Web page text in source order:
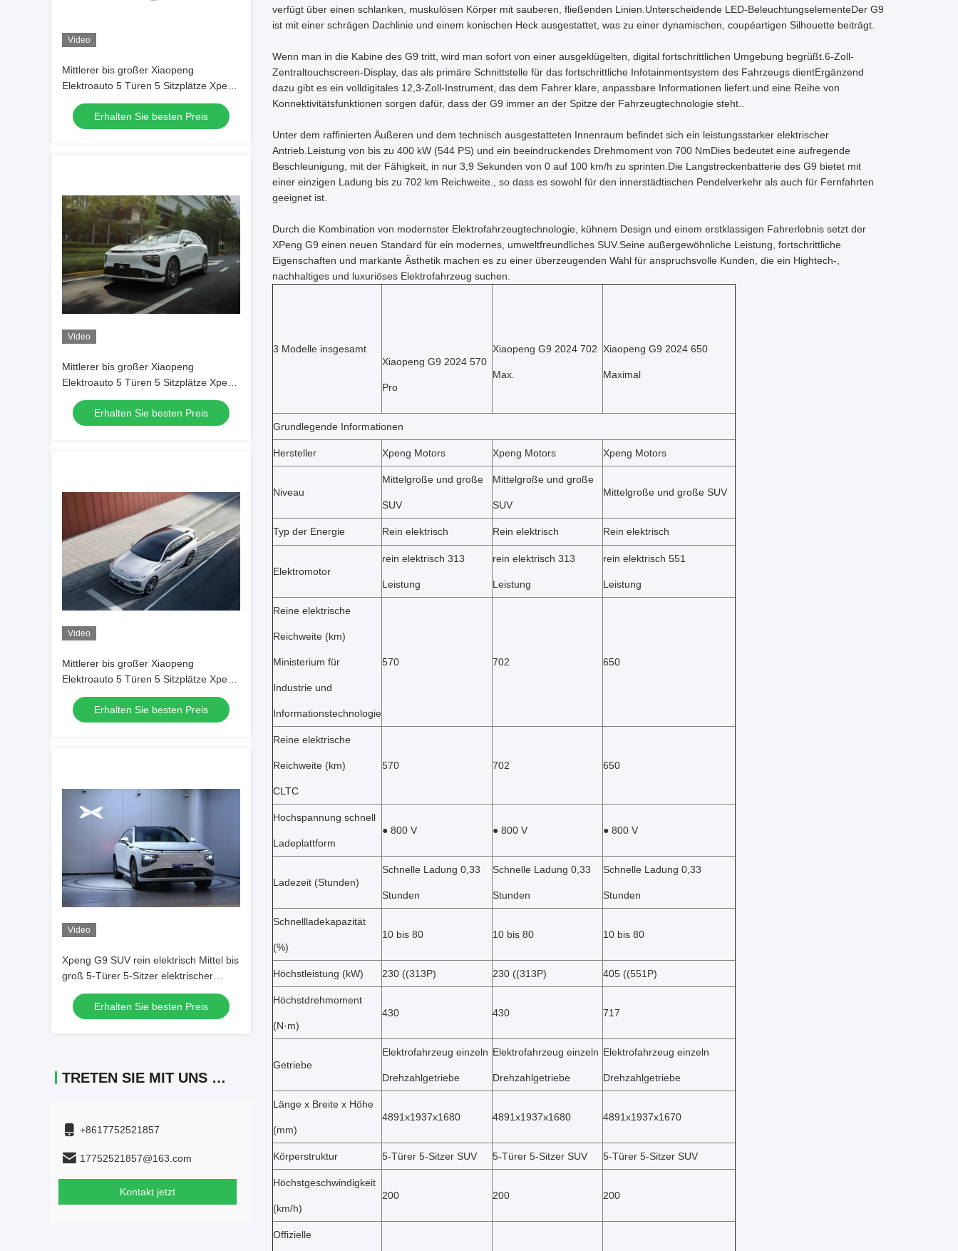
Video
Mittlerer bis großer Xiaopeng
Elektroauto 5 Türen 5 Sitzplätze Xpeng
G9 Pure Electric SUV
Erhalten Sie besten Preis
Video
Mittlerer bis großer Xiaopeng
Elektroauto 5 Türen 5 Sitzplätze Xpeng
G9 Pure Electric SUV
Erhalten Sie besten Preis
Video
Mittlerer bis großer Xiaopeng
Elektroauto 5 Türen 5 Sitzplätze Xpeng
G9 Pure Electric SUV
Erhalten Sie besten Preis
Video
Xpeng G9 SUV rein elektrisch Mittel bis
groß 5-Türer 5-Sitzer elektrischer
Crossover Xiaopeng Elektroauto
Erhalten Sie besten Preis
TRETEN SIE MIT UNS IN VERBINDUNG
+8617752521857
17752521857@163.com
Kontakt jetzt
verfügt über einen schlanken, muskulösen Körper mit sauberen, fließenden Linien.Unterscheidende LED-BeleuchtungselementeDer G9
ist mit einer schrägen Dachlinie und einem konischen Heck ausgestattet, was zu einer dynamischen, coupéartigen Silhouette beiträgt.
Wenn man in die Kabine des G9 tritt, wird man sofort von einer ausgeklügelten, digital fortschrittlichen Umgebung begrüßt.6-Zoll-
Zentraltouchscreen-Display, das als primäre Schnittstelle für das fortschrittliche Infotainmentsystem des Fahrzeugs dientErgänzend
dazu gibt es ein volldigitales 12,3-Zoll-Instrument, das dem Fahrer klare, anpassbare Informationen liefert.und eine Reihe von
Konnektivitätsfunktionen sorgen dafür, dass der G9 immer an der Spitze der Fahrzeugtechnologie steht..
Unter dem raffinierten Äußeren und dem technisch ausgestatteten Innenraum befindet sich ein leistungsstarker elektrischer
Antrieb.Leistung von bis zu 400 kW (544 PS) und ein beeindruckendes Drehmoment von 700 NmDies bedeutet eine aufregende
Beschleunigung, mit der Fähigkeit, in nur 3,9 Sekunden von 0 auf 100 km/h zu sprinten.Die Langstreckenbatterie des G9 bietet mit
einer einzigen Ladung bis zu 702 km Reichweite., so dass es sowohl für den innerstädtischen Pendelverkehr als auch für Fernfahrten
geeignet ist.
Durch die Kombination von modernster Elektrofahrzeugtechnologie, kühnem Design und einem erstklassigen Fahrerlebnis setzt der
XPeng G9 einen neuen Standard für ein modernes, umweltfreundliches SUV.Seine außergewöhnliche Leistung, fortschrittliche
Eigenschaften und markante Ästhetik machen es zu einer überzeugenden Wahl für anspruchsvolle Kunden, die ein Hightech-,
nachhaltiges und luxuriöses Elektrofahrzeug suchen.
3 Modelle insgesamt
Xiaopeng G9 2024 570
Pro
Xiaopeng G9 2024 702
Max.
Xiaopeng G9 2024 650
Maximal
Grundlegende Informationen
Hersteller Xpeng Motors Xpeng Motors Xpeng Motors
Niveau
Mittelgroße und große
SUV
Mittelgroße und große
SUV
Mittelgroße und große SUV
Typ der Energie Rein elektrisch Rein elektrisch Rein elektrisch
Elektromotor
rein elektrisch 313
Leistung
rein elektrisch 313
Leistung
rein elektrisch 551
Leistung
Reine elektrische
Reichweite (km)
Ministerium für
Industrie und
Informationstechnologie
570 702 650
Reine elektrische
Reichweite (km)
CLTC
570 702 650
Hochspannung schnell
Ladeplattform
● 800 V ● 800 V ● 800 V
Ladezeit (Stunden)
Schnelle Ladung 0,33
Stunden
Schnelle Ladung 0,33
Stunden
Schnelle Ladung 0,33
Stunden
Schnellladekapazität
(%)
10 bis 80 10 bis 80 10 bis 80
Höchstleistung (kW) 230 ((313P) 230 ((313P) 405 ((551P)
Höchstdrehmoment
(N·m)
430 430 717
Getriebe
Elektrofahrzeug einzeln
Drehzahlgetriebe
Elektrofahrzeug einzeln
Drehzahlgetriebe
Elektrofahrzeug einzeln
Drehzahlgetriebe
Länge x Breite x Höhe
(mm)
4891x1937x1680 4891x1937x1680 4891x1937x1670
Körperstruktur 5-Türer 5-Sitzer SUV 5-Türer 5-Sitzer SUV 5-Türer 5-Sitzer SUV
Höchstgeschwindigkeit
(km/h)
200 200 200
Offizielle